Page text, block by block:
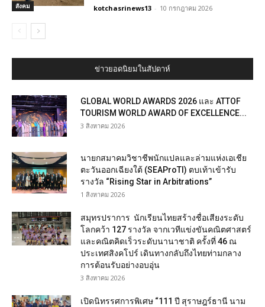
สังคม kotchasrinews13 - 10 กรกฎาคม 2026
ข่าวยอดนิยมในสัปดาห์
GLOBAL WORLD AWARDS 2026 และ ATTOF
TOURISM WORLD AWARD OF EXCELLENCE...
3 สิงหาคม 2026
นายกสมาคมวิชาชีพนักแปลและล่ามแห่งเอเชีย
ตะวันออกเฉียงใต้ (SEAProTI) ตบเท้าเข้ารับ
รางวัล “Rising Star in Arbitrations”
1 สิงหาคม 2026
สมุทรปราการ นักเรียนไทยสร้างชื่อเสียงระดับ
โลกคว้า 127 รางวัล จากเวทีแข่งขันคณิตศาสตร์
และคณิตคิดเร็วระดับนานาชาติ ครั้งที่ 46 ณ
ประเทศสิงคโปร์ เดินทางกลับถึงไทยท่ามกลาง
การต้อนรับอย่างอบอุ่น
3 สิงหาคม 2026
เปิดนิทรรศการพิเศษ “111 ปี สุราษฎร์ธานี นาม